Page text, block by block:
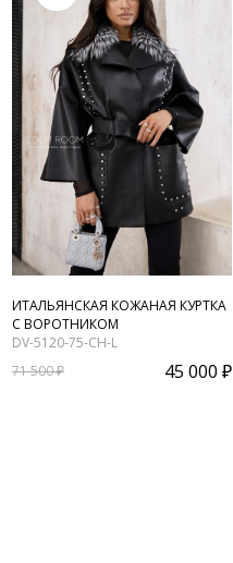
ИТАЛЬЯНСКАЯ КОЖАНАЯ КУРТКА
С ВОРОТНИКОМ
DV-5120-75-CH-L
71 500 ₽
45 000 ₽